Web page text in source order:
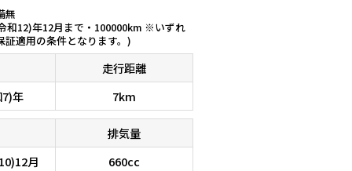
無
和12)年12月まで・100000km ※いずれ
証適用の条件となります。)
年
走行距離
7km
月
排気量
660cc